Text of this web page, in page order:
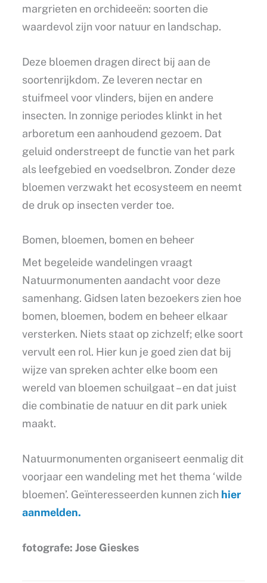
margrieten en orchideeën: soorten die
waardevol zijn voor natuur en landschap.
Deze bloemen dragen direct bij aan de
soortenrijkdom. Ze leveren nectar en
stuifmeel voor vlinders, bijen en andere
insecten. In zonnige periodes klinkt in het
arboretum een aanhoudend gezoem. Dat
geluid onderstreept de functie van het park
als leefgebied en voedselbron. Zonder deze
bloemen verzwakt het ecosysteem en neemt
de druk op insecten verder toe.
Bomen, bloemen, bomen en beheer
Met begeleide wandelingen vraagt
Natuurmonumenten aandacht voor deze
samenhang. Gidsen laten bezoekers zien hoe
bomen, bloemen, bodem en beheer elkaar
versterken. Niets staat op zichzelf; elke soort
vervult een rol. Hier kun je goed zien dat bij
wijze van spreken achter elke boom een
wereld van bloemen schuilgaat – en dat juist
die combinatie de natuur en dit park uniek
maakt.
Natuurmonumenten organiseert eenmalig dit
voorjaar een wandeling met het thema ‘wilde
bloemen’. Geïnteresseerden kunnen zich hier
aanmelden.
fotografe: Jose Gieskes